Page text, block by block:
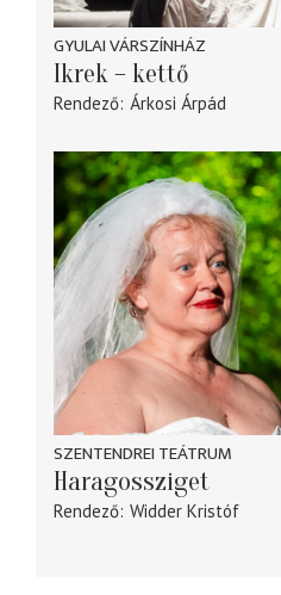
GYULAI VÁRSZÍNHÁZ
Ikrek – kettő
Rendező Árkosi Árpád
SZENTENDREI TEÁTRUM
Haragossziget
Rendező Widder Kristóf